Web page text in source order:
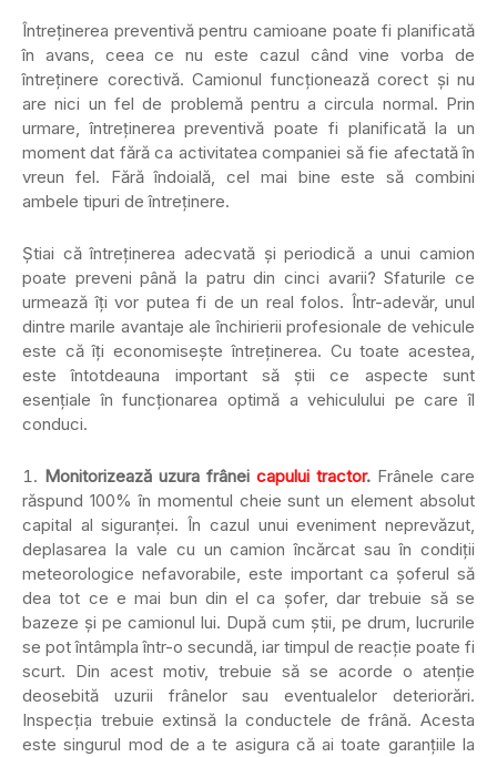
Întreținerea preventivă pentru camioane poate fi planificată
în avans, ceea ce nu este cazul când vine vorba de
întreținere corectivă. Camionul funcționează corect și nu
are nici un fel de problemă pentru a circula normal. Prin
urmare, întreținerea preventivă poate fi planificată la un
moment dat fără ca activitatea companiei să fie afectată în
vreun fel. Fără îndoială, cel mai bine este să combini
ambele tipuri de întreținere.
Știai că întreținerea adecvată și periodică a unui camion
poate preveni până la patru din cinci avarii? Sfaturile ce
urmează îți vor putea fi de un real folos. Într-adevăr, unul
dintre marile avantaje ale închirierii profesionale de vehicule
este că îți economisește întreținerea. Cu toate acestea,
este întotdeauna important să știi ce aspecte sunt
esențiale în funcționarea optimă a vehiculului pe care îl
conduci.
Monitorizează uzura frânei capului tractor. Frânele care
răspund 100% în momentul cheie sunt un element absolut
capital al siguranței. În cazul unui eveniment neprevăzut,
deplasarea la vale cu un camion încărcat sau în condiții
meteorologice nefavorabile, este important ca șoferul să
dea tot ce e mai bun din el ca șofer, dar trebuie să se
bazeze și pe camionul lui. După cum știi, pe drum, lucrurile
se pot întâmpla într-o secundă, iar timpul de reacție poate fi
scurt. Din acest motiv, trebuie să se acorde o atenție
deosebită uzurii frânelor sau eventualelor deteriorări.
Inspecția trebuie extinsă la conductele de frână. Acesta
este singurul mod de a te asigura că ai toate garanțiile la